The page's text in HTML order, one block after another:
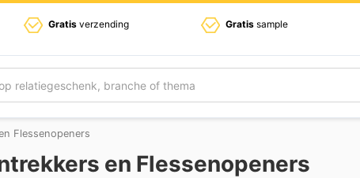
Gratis verzending Gratis sample
Flessenopeners
en Flessenopeners